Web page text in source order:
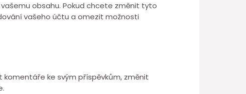
obsahu. Pokud chcete změnit tyto
vašeho účtu a omezit možnosti
ke svým příspěvkům, změnit